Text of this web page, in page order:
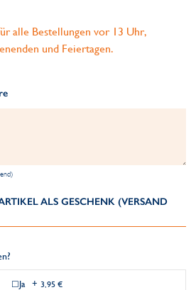
alle Bestellungen vor 13 Uhr,
und Feiertagen.
ALS GESCHENK (VERSAND
Ja + 3,95 €